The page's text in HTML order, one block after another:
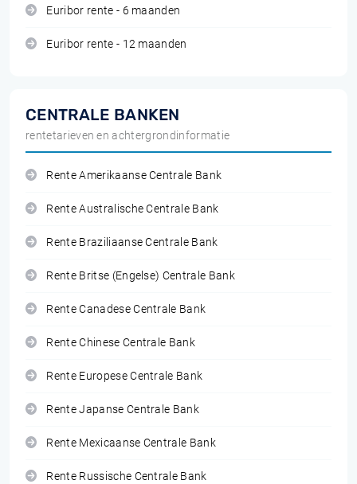
Euribor rente - 6 maanden
Euribor rente - 12 maanden
CENTRALE BANKEN
rentetarieven en achtergrondinformatie
Rente Amerikaanse Centrale Bank
Rente Australische Centrale Bank
Rente Braziliaanse Centrale Bank
Rente Britse (Engelse) Centrale Bank
Rente Canadese Centrale Bank
Rente Chinese Centrale Bank
Rente Europese Centrale Bank
Rente Japanse Centrale Bank
Rente Mexicaanse Centrale Bank
Rente Russische Centrale Bank